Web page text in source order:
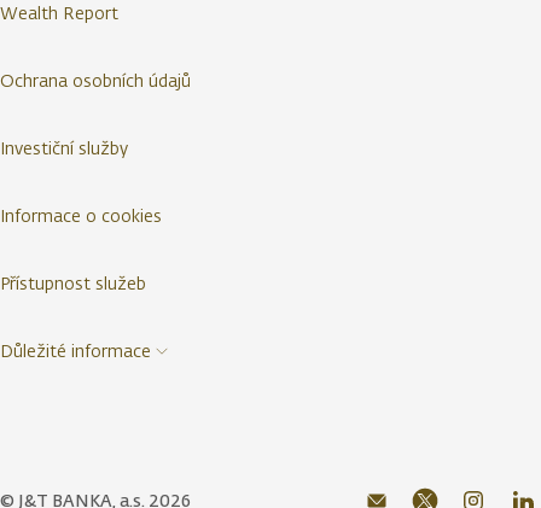
© J&T BANKA, a.s. 2026
Wealth Report
Ochrana osobních údajů
Investiční služby
Informace o cookies
Přístupnost služeb
Důležité informace